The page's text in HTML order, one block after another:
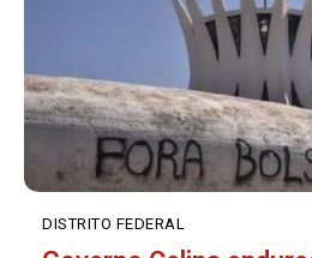
DISTRITO FEDERAL